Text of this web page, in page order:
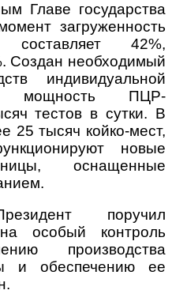
Главе государства
загруженность
составляет 42%,
Создан необходимый
индивидуальной
мощность ПЦР-
тестов в сутки. В
25 тысяч койко-мест,
новые
оснащенные
поручил
особый контроль
производства
и обеспечению ее